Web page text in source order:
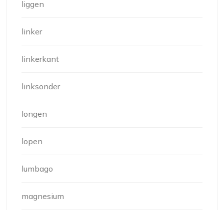
liggen
linker
linkerkant
linksonder
longen
lopen
lumbago
magnesium